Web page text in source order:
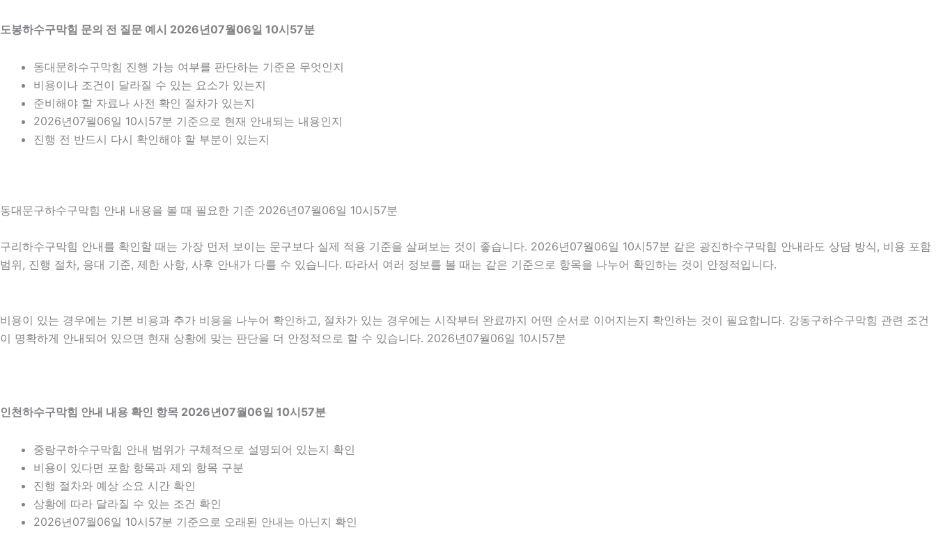
도봉하수구막힘 문의 전 질문 예시 2026년07월06일 10시57분
동대문하수구막힘 진행 가능 여부를 판단하는 기준은 무엇인지
비용이나 조건이 달라질 수 있는 요소가 있는지
준비해야 할 자료나 사전 확인 절차가 있는지
2026년07월06일 10시57분 기준으로 현재 안내되는 내용인지
진행 전 반드시 다시 확인해야 할 부분이 있는지
동대문구하수구막힘 안내 내용을 볼 때 필요한 기준 2026년07월06일 10시57분
구리하수구막힘 안내를 확인할 때는 가장 먼저 보이는 문구보다 실제 적용 기준을 살펴보는 것이 좋습니다. 2026년07월06일 10시57분 같은 광진하수구막힘 안내라도 상담 방식, 비용 포함
범위, 진행 절차, 응대 기준, 제한 사항, 사후 안내가 다를 수 있습니다. 따라서 여러 정보를 볼 때는 같은 기준으로 항목을 나누어 확인하는 것이 안정적입니다.
비용이 있는 경우에는 기본 비용과 추가 비용을 나누어 확인하고, 절차가 있는 경우에는 시작부터 완료까지 어떤 순서로 이어지는지 확인하는 것이 필요합니다. 강동구하수구막힘 관련 조건
이 명확하게 안내되어 있으면 현재 상황에 맞는 판단을 더 안정적으로 할 수 있습니다. 2026년07월06일 10시57분
인천하수구막힘 안내 내용 확인 항목 2026년07월06일 10시57분
중랑구하수구막힘 안내 범위가 구체적으로 설명되어 있는지 확인
비용이 있다면 포함 항목과 제외 항목 구분
진행 절차와 예상 소요 시간 확인
상황에 따라 달라질 수 있는 조건 확인
2026년07월06일 10시57분 기준으로 오래된 안내는 아닌지 확인